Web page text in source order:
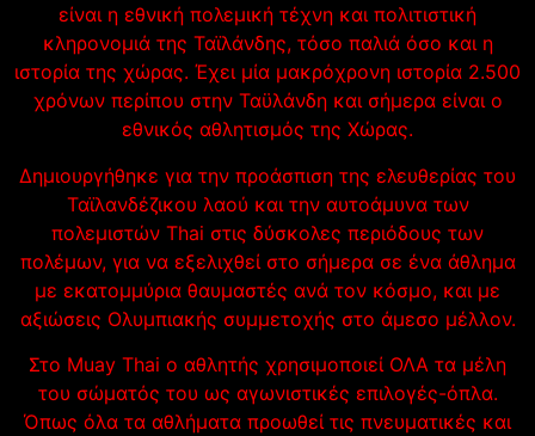
είναι η εθνική πολεμική τέχνη και πολιτιστική
κληρονομιά της Ταϊλάνδης, τόσο παλιά όσο και η
ιστορία της χώρας. Έχει μία μακρόχρονη ιστορία 2.500
χρόνων περίπου στην Ταϋλάνδη και σήμερα είναι ο
εθνικός αθλητισμός της Χώρας.
Δημιουργήθηκε για την προάσπιση της ελευθερίας του
Ταϊλανδέζικου λαού και την αυτοάμυνα των
πολεμιστών Thai στις δύσκολες περιόδους των
πολέμων, για να εξελιχθεί στο σήμερα σε ένα άθλημα
με εκατομμύρια θαυμαστές ανά τον κόσμο, και με
αξιώσεις Ολυμπιακής συμμετοχής στο άμεσο μέλλον.
Στο Muay Thai ο αθλητής χρησιμοποιεί ΟΛΑ τα μέλη
του σώματός του ως αγωνιστικές επιλογές-όπλα.
Όπως όλα τα αθλήματα προωθεί τις πνευματικές και